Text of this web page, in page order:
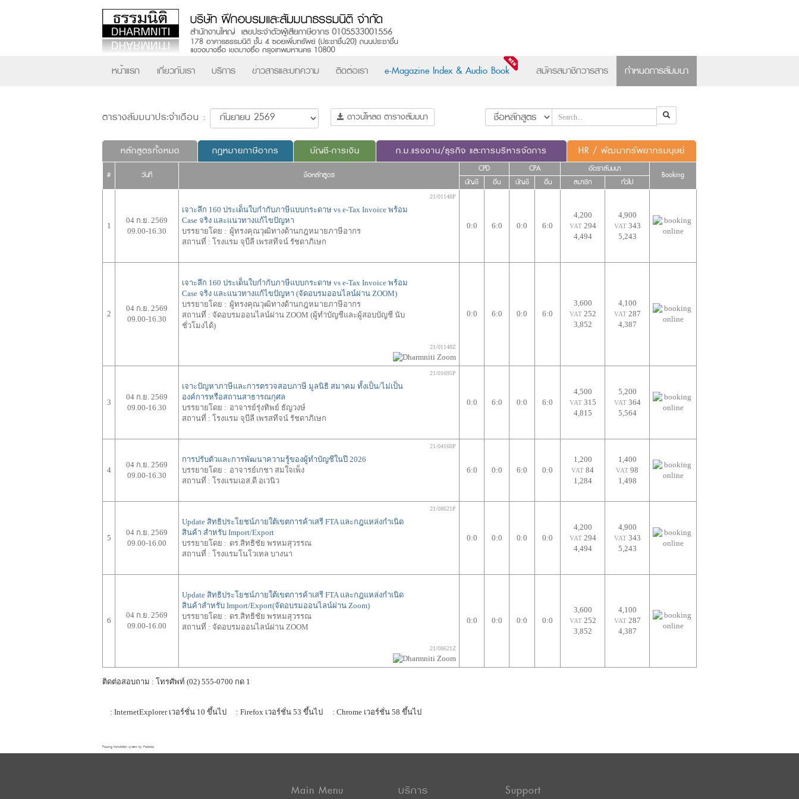
หน้าแรก เกี่ยวกับเรา บริการ ข่าวสารและบทความ ติดต่อเรา e-Magazine Index & Audio Book สมัครสมาชิกวารสาร กำหนดการสัมมนา
ตารางสัมมนาประจำเดือน : ดาวน์โหลด ตารางสัมมนา
หลักสูตรทั้งหมด กฎหมายภาษีอากร บัญชี-การเงิน ก.ม.แรงงาน/ธุรกิจ และการบริหารจัดการ HR / พัฒนาทรัพยากรมนุษย์
# วันที่ ชื่อหลักสูตร
CPD CPA อัตราสัมมนา
Booking
บัญชี อื่น บัญชี อื่น สมาชิก ทั่วไป
1
04 ก.ย. 2569
09.00-16.30
เจาะลึก 160 ประเด็นใบกำกับภาษีแบบกระดาษ vs e-Tax Invoice พร้อม
Case จริง และแนวทางแก้ไขปัญหา
บรรยายโดย : ผู้ทรงคุณวุฒิทางด้านกฎหมายภาษีอากร
สถานที่ : โรงแรม จุบีลี เพรสทีจน์ รัชดาภิเษก
21/01148P
0:0 6:0 0:0 6:0
4,200
VAT294
4,494
4,900
VAT343
5,243
2
04 ก.ย. 2569
09.00-16.30
เจาะลึก 160 ประเด็นใบกำกับภาษีแบบกระดาษ vs e-Tax Invoice พร้อม
Case จริง และแนวทางแก้ไขปัญหา (จัดอบรมออนไลน์ผ่าน ZOOM)
บรรยายโดย : ผู้ทรงคุณวุฒิทางด้านกฎหมายภาษีอากร
สถานที่ : จัดอบรมออนไลน์ผ่าน ZOOM (ผู้ทำบัญชีและผู้สอบบัญชี นับ
ชั่วโมงได้)
21/01148Z
0:0 6:0 0:0 6:0
3,600
VAT252
3,852
4,100
VAT287
4,387
3
04 ก.ย. 2569
09.00-16.30
เจาะปัญหาภาษีและการตรวจสอบภาษี มูลนิธิ สมาคม ทั้งเป็น/ไม่เป็น
องค์การหรือสถานสาธารณกุศล
บรรยายโดย : อาจารย์รุ่งทิพย์ ธัญวงษ์
สถานที่ : โรงแรม จุบีลี เพรสทีจน์ รัชดาภิเษก
21/01695P
0:0 6:0 0:0 6:0
4,500
VAT315
4,815
5,200
VAT364
5,564
4
04 ก.ย. 2569
09.00-16.30
การปรับตัวและการพัฒนาความรู้ของผู้ทำบัญชีในปี 2026
บรรยายโดย : อาจารย์เกชา สมใจเพ็ง
สถานที่ : โรงแรมเอส.ดี อเวนิว
21/04160P
6:0 0:0 6:0 0:0
1,200
VAT 84
1,284
1,400
VAT 98
1,498
5
04 ก.ย. 2569
09.00-16.00
Update สิทธิประโยชน์ภายใต้เขตการค้าเสรี FTA และกฎแหล่งกำเนิด
สินค้า สำหรับ Import/Export
บรรยายโดย : ดร.สิทธิชัย พรหมสุวรรณ
สถานที่ : โรงแรมโนโวเทล บางนา
21/08621P
0:0 0:0 0:0 0:0
4,200
VAT294
4,494
4,900
VAT343
5,243
6
04 ก.ย. 2569
09.00-16.00
Update สิทธิประโยชน์ภายใต้เขตการค้าเสรี FTA และกฎแหล่งกำเนิด
สินค้าสำหรับ Import/Export(จัดอบรมออนไลน์ผ่าน Zoom)
บรรยายโดย : ดร.สิทธิชัย พรหมสุวรรณ
สถานที่ : จัดอบรมออนไลน์ผ่าน ZOOM
21/08621Z
0:0 0:0 0:0 0:0
3,600
VAT252
3,852
4,100
VAT287
4,387
ติดต่อสอบถาม : โทรศัพท์ (02) 555-0700 กด 1
: InternetExplorer เวอร์ชั่น 10 ขึ้นไป : Firefox เวอร์ชั่น 53 ขึ้นไป : Chrome เวอร์ชั่น 58 ขึ้นไป
FaLang translation system by Faboba
Main Menu บริการ Support